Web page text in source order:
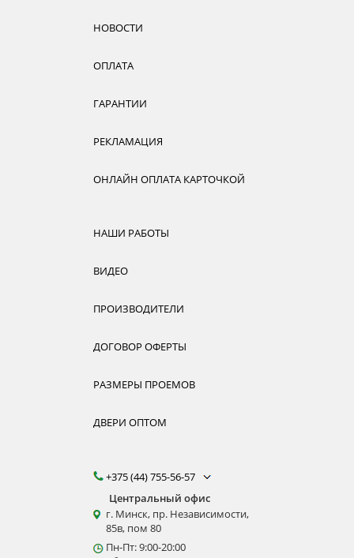
НОВОСТИ
ОПЛАТА
ГАРАНТИИ
РЕКЛАМАЦИЯ
ОНЛАЙН ОПЛАТА КАРТОЧКОЙ
НАШИ РАБОТЫ
ВИДЕО
ПРОИЗВОДИТЕЛИ
ДОГОВОР ОФЕРТЫ
РАЗМЕРЫ ПРОЕМОВ
ДВЕРИ ОПТОМ
+375 (44) 755-56-57
Центральный офис
г. Минск, пр. Независимости,
85в, пом 80
Пн-Пт: 9:00-20:00